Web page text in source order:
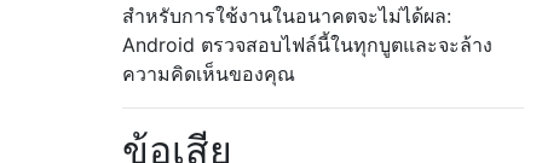
สำหรับการใช้งานในอนาคตจะไม่ได้ผล:
Android ตรวจสอบไฟล์นี้ในทุกบูตและจะล้าง
ความคิดเห็นของคุณ
ข้อเสีย